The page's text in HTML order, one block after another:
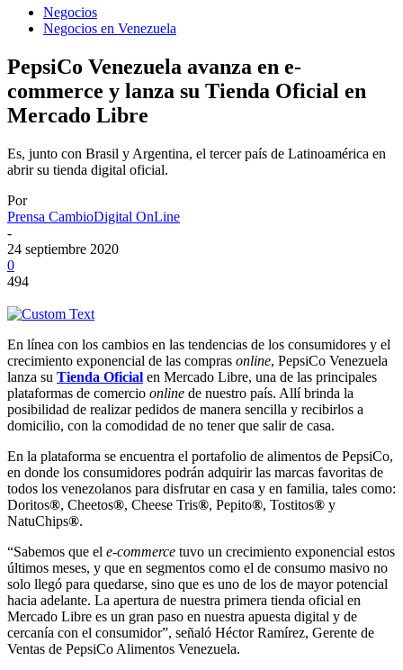
Negocios
Negocios en Venezuela
PepsiCo Venezuela avanza en e-
commerce y lanza su Tienda Oficial en
Mercado Libre
Es, junto con Brasil y Argentina, el tercer país de Latinoamérica en
abrir su tienda digital oficial.
Por
Prensa CambioDigital OnLine
-
24 septiembre 2020
0
494
En línea con los cambios en las tendencias de los consumidores y el
crecimiento exponencial de las compras online, PepsiCo Venezuela
lanza su Tienda Oficial en Mercado Libre, una de las principales
plataformas de comercio online de nuestro país. Allí brinda la
posibilidad de realizar pedidos de manera sencilla y recibirlos a
domicilio, con la comodidad de no tener que salir de casa.
En la plataforma se encuentra el portafolio de alimentos de PepsiCo,
en donde los consumidores podrán adquirir las marcas favoritas de
todos los venezolanos para disfrutar en casa y en familia, tales como:
Doritos®, Cheetos®, Cheese Tris®, Pepito®, Tostitos® y
NatuChips®.
“Sabemos que el e-commerce tuvo un crecimiento exponencial estos
últimos meses, y que en segmentos como el de consumo masivo no
solo llegó para quedarse, sino que es uno de los de mayor potencial
hacia adelante. La apertura de nuestra primera tienda oficial en
Mercado Libre es un gran paso en nuestra apuesta digital y de
cercanía con el consumidor”, señaló Héctor Ramírez, Gerente de
Ventas de PepsiCo Alimentos Venezuela.